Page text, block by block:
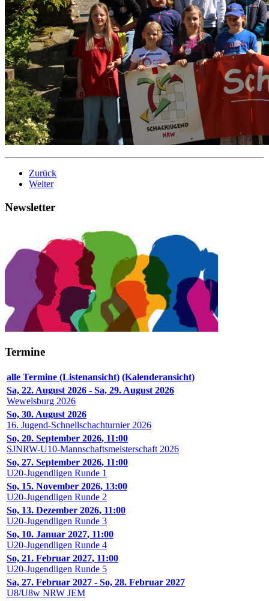
Zurück
Weiter
Newsletter
Termine
alle Termine (Listenansicht) (Kalenderansicht)
Sa, 22. August 2026 - Sa, 29. August 2026
Wewelsburg 2026
So, 30. August 2026
16. Jugend-Schnellschachturnier 2026
So, 20. September 2026, 11:00
SJNRW-U10-Mannschaftsmeisterschaft 2026
So, 27. September 2026, 11:00
U20-Jugendligen Runde 1
So, 15. November 2026, 13:00
U20-Jugendligen Runde 2
So, 13. Dezember 2026, 11:00
U20-Jugendligen Runde 3
So, 10. Januar 2027, 11:00
U20-Jugendligen Runde 4
So, 21. Februar 2027, 11:00
U20-Jugendligen Runde 5
Sa, 27. Februar 2027 - So, 28. Februar 2027
U8/U8w NRW JEM